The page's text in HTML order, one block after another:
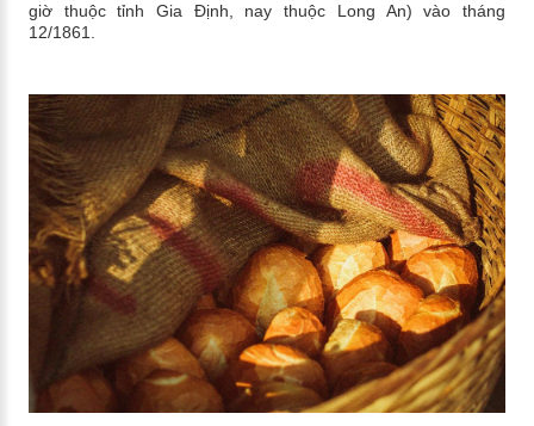
giờ thuộc tỉnh Gia Định, nay thuộc Long An) vào tháng
12/1861.